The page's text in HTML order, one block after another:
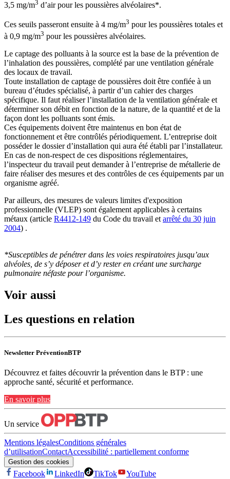
3,5 mg/m3 d’air pour les poussières alvéolaires*.
Ces seuils passeront ensuite à 4 mg/m3 pour les poussières totales et
à 0,9 mg/m3 pour les poussières alvéolaires.
Le captage des polluants à la source est la base de la prévention de
l’inhalation des poussières, complété par une ventilation générale
des locaux de travail.
Toute installation de captage de poussières doit être confiée à un
bureau d’études spécialisé, à partir d’un cahier des charges
spécifique. Il faut réaliser l’installation de la ventilation générale et
déterminer son débit en fonction de la nature, de la quantité et de la
façon dont les polluants sont émis.
Ces équipements doivent être maintenus en bon état de
fonctionnement et être contrôlés périodiquement. L’entreprise doit
posséder le dossier d’installation qui aura été établi par l’installateur.
En cas de non-respect de ces dispositions réglementaires,
l’inspecteur du travail peut demander à l’entreprise de métallerie de
faire réaliser des mesures et des contrôles de ces équipements par un
organisme agréé.
Par ailleurs, des mesures de valeurs limites d'exposition
professionnelle (VLEP) sont également applicables à certains
métaux (article R4412-149 du Code du travail et arrêté du 30 juin
2004) .
*Susceptibles de pénétrer dans les voies respiratoires jusqu’aux
alvéoles, de s’y déposer et d’y rester en créant une surcharge
pulmonaire néfaste pour l’organisme.
Voir aussi
Les questions en relation
Newsletter PréventionBTP
Découvrez et faites découvrir la prévention dans le BTP : une
approche santé, sécurité et performance.
En savoir plus
Un service
Mentions légalesConditions générales
d’utilisationContactAccessibilité : partiellement conforme
Gestion des cookies
Facebook LinkedIn TikTok
YouTube